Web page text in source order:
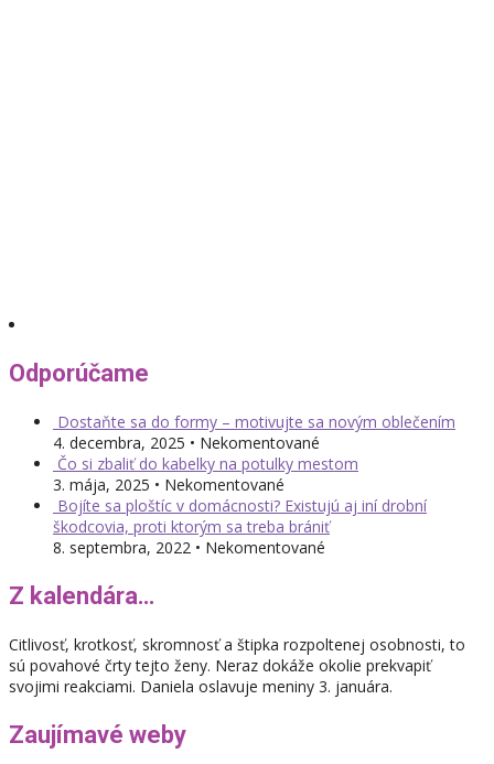
Odporúčame
Dostaňte sa do formy – motivujte sa novým oblečením
4. decembra, 2025 • Nekomentované
Čo si zbaliť do kabelky na potulky mestom
3. mája, 2025 • Nekomentované
Bojíte sa ploštíc v domácnosti? Existujú aj iní drobní
škodcovia, proti ktorým sa treba brániť
8. septembra, 2022 • Nekomentované
Z kalendára…
Citlivosť, krotkosť, skromnosť a štipka rozpoltenej osobnosti, to
sú povahové črty tejto ženy. Neraz dokáže okolie prekvapiť
svojimi reakciami. Daniela oslavuje meniny 3. januára.
Zaujímavé weby